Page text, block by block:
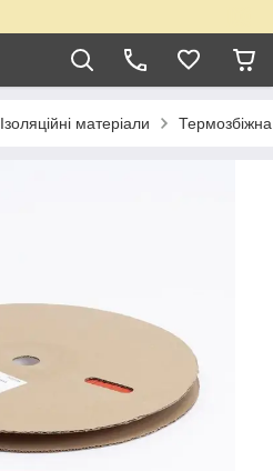
Ізоляційні матеріали